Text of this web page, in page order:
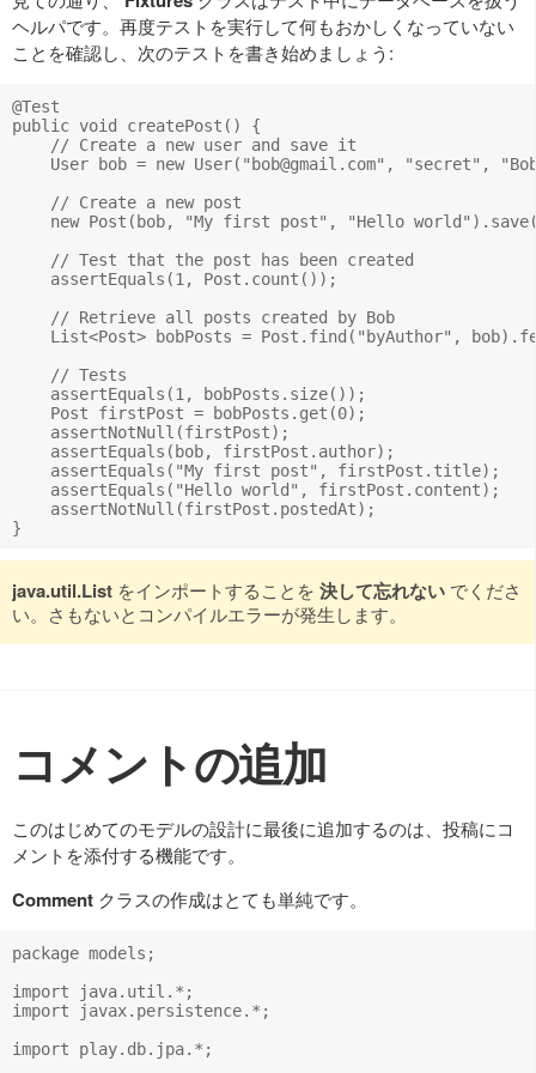
ヘルパです。再度テストを実行して何もおかしくなっていない
ことを確認し、次のテストを書き始めましょう:
@Test
public void createPost() {
    // Create a new user and save it
    User bob = new User("
bob@gmail.com", "secret",
    // Create a new post
new Post(bob, "My first post", "Hello
    // Test that the post has been created
    assertEquals(1, Post.count());
    // Retrieve all posts created by Bob
List<Post> bobPosts = Post.find("byAuthor",
    // Tests
    assertEquals(1, bobPosts.size());
    Post firstPost = bobPosts.get(0);
    assertNotNull(firstPost);
    assertEquals(bob, firstPost.author);
    assertEquals("My first post", firstPost.title);
    assertEquals("Hello world", firstPost.content);
    assertNotNull(firstPost.postedAt);
java.util.List をインポートすることを 決して忘れない でくださ
い。さもないとコンパイルエラーが発生します。
コメントの追加
このはじめてのモデルの設計に最後に追加するのは、投稿にコ
メントを添付する機能です。
Comment クラスの作成はとても単純です。
package models;
import java.util.*;
import javax.persistence.*;
import play.db.jpa.*;